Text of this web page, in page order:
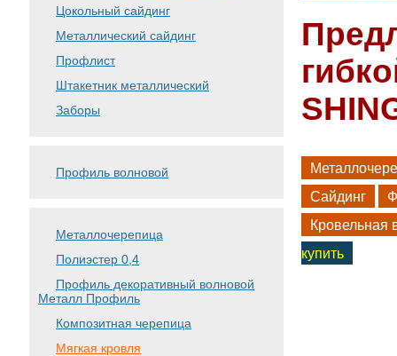
Цокольный сайдинг
Металлический сайдинг
Профлист
Штакетник металлический
Заборы
Профиль волновой
Металлочерепица
Полиэстер 0,4
Профиль декоративный волновой
Металл Профиль
Композитная черепица
Мягкая кровля
Сайдинг
Кровельная
купить